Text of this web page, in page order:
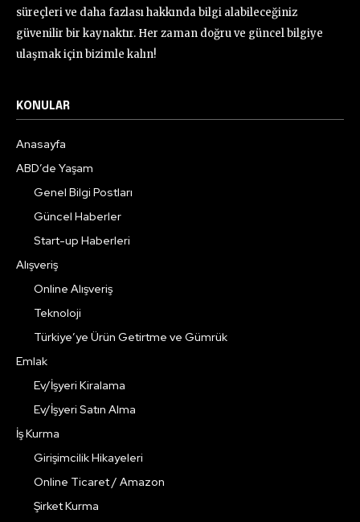
süreçleri ve daha fazlası hakkında bilgi alabileceğiniz
güvenilir bir kaynaktır. Her zaman doğru ve güncel bilgiye
ulaşmak için bizimle kalın!
KONULAR
Anasayfa
ABD’de Yaşam
Genel Bilgi Postları
Güncel Haberler
Start-up Haberleri
Alışveriş
Online Alışveriş
Teknoloji
Türkiye’ye Ürün Getirtme ve Gümrük
Emlak
Ev/İşyeri Kiralama
Ev/İşyeri Satın Alma
İş Kurma
Girişimcilik Hikayeleri
Online Ticaret / Amazon
Şirket Kurma